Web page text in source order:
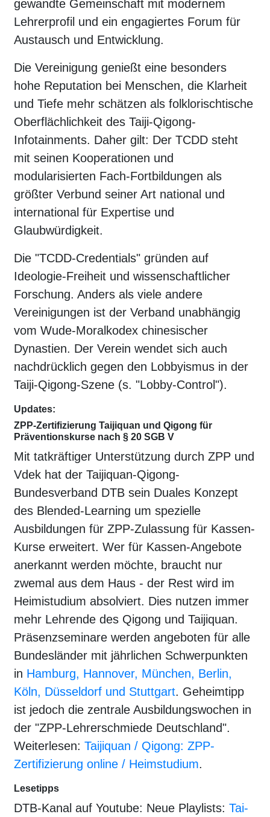
gewandte Gemeinschaft mit modernem
Lehrerprofil und ein engagiertes Forum für
Austausch und Entwicklung.
Die Vereinigung genießt eine besonders
hohe Reputation bei Menschen, die Klarheit
und Tiefe mehr schätzen als folklorischtische
Oberflächlichkeit des Taiji-Qigong-
Infotainments. Daher gilt: Der TCDD steht
mit seinen Kooperationen und
modularisierten Fach-Fortbildungen als
größter Verbund seiner Art national und
international für Expertise und
Glaubwürdigkeit.
Die "TCDD-Credentials" gründen auf
Ideologie-Freiheit und wissenschaftlicher
Forschung. Anders als viele andere
Vereinigungen ist der Verband unabhängig
vom Wude-Moralkodex chinesischer
Dynastien. Der Verein wendet sich auch
nachdrücklich gegen den Lobbyismus in der
Taiji-Qigong-Szene (s. "Lobby-Control").
Updates:
ZPP-Zertifizierung Taijiquan und Qigong für
Präventionskurse nach § 20 SGB V
Mit tatkräftiger Unterstützung durch ZPP und
Vdek hat der Taijiquan-Qigong-
Bundesverband DTB sein Duales Konzept
des Blended-Learning um spezielle
Ausbildungen für ZPP-Zulassung für Kassen-
Kurse erweitert. Wer für Kassen-Angebote
anerkannt werden möchte, braucht nur
zwemal aus dem Haus - der Rest wird im
Heimistudium absolviert. Dies nutzen immer
mehr Lehrende des Qigong und Taijiquan.
Präsenzseminare werden angeboten für alle
Bundesländer mit jährlichen Schwerpunkten
in Hamburg, Hannover, München, Berlin,
Köln, Düsseldorf und Stuttgart. Geheimtipp
ist jedoch die zentrale Ausbildungswochen in
der "ZPP-Lehrerschmiede Deutschland".
Weiterlesen: Taijiquan / Qigong: ZPP-
Zertifizierung online / Heimstudium.
Lesetipps
DTB-Kanal auf Youtube: Neue Playlists: Tai-